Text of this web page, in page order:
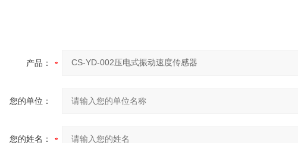
产品：
您的单位：
您的姓名：